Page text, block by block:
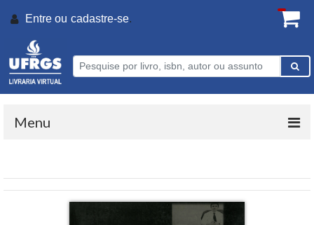
Entre ou cadastre-se.
Menu